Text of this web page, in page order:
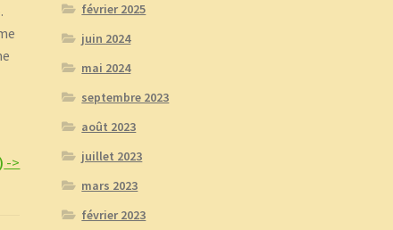
->
février 2025
juin 2024
mai 2024
septembre 2023
août 2023
juillet 2023
mars 2023
février 2023